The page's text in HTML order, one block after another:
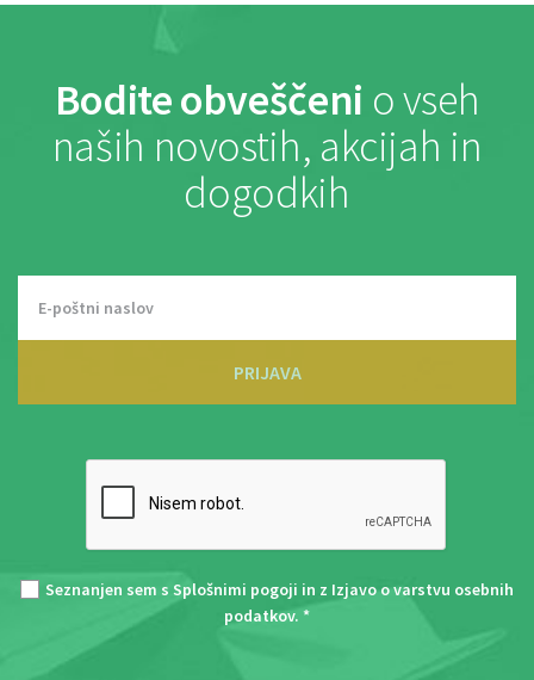
Bodite obveščeni o vseh
naših novostih, akcijah in
dogodkih
PRIJAVA
Seznanjen sem s Splošnimi pogoji in z Izjavo o varstvu osebnih
podatkov. *